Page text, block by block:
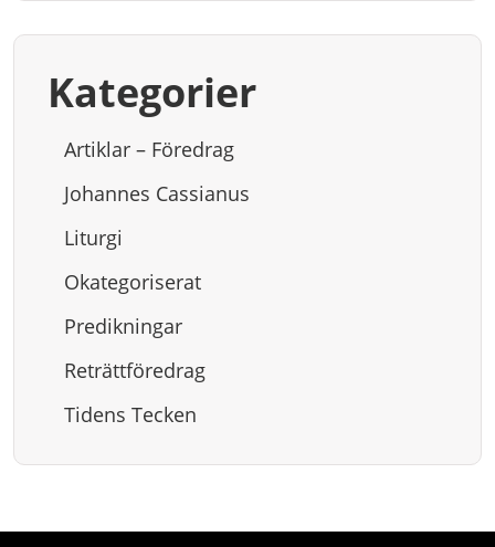
Kategorier
Artiklar – Föredrag
Johannes Cassianus
Liturgi
Okategoriserat
Predikningar
Reträttföredrag
Tidens Tecken